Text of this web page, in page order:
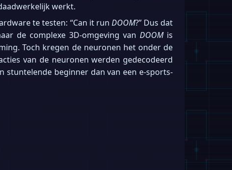
werkt.
te testen: “Can it run DOOM?” Dus dat
de complexe 3D-omgeving van DOOMis
Toch kregen de neuronen het onder de
van de neuronen werden gedecodeerd
stuntelende beginner dan van een e-sports-